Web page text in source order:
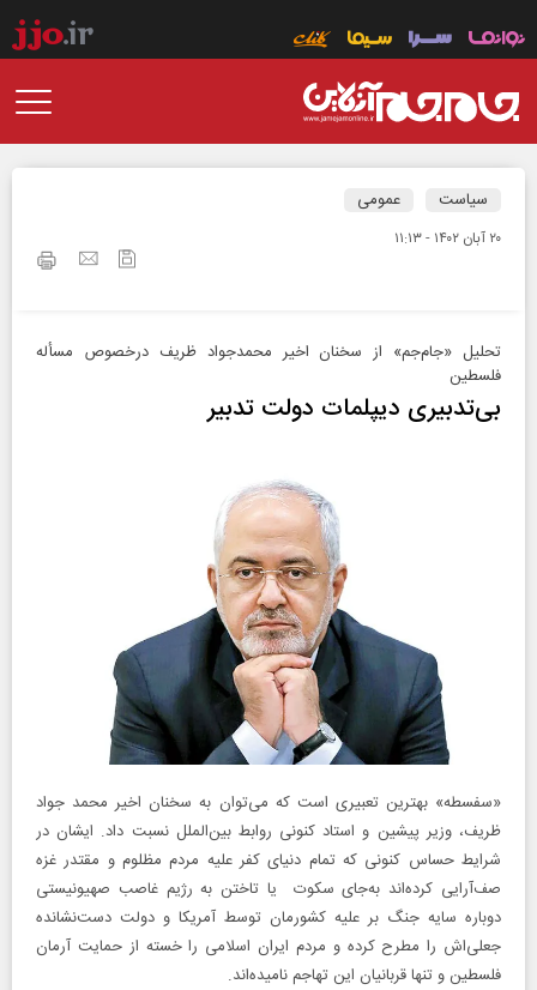
سیاست عمومی
۲۰ آبان ۱۴۰۲ - ۱۱:۱۳
تحلیل «جام‌جم» از سخنان اخیر محمدجواد ظریف درخصوص مسأله
فلسطین
بی‌تدبیری دیپلمات دولت تدبیر
«سفسطه» بهترین تعبیری است که می‌توان به سخنان اخیر محمد جواد
ظریف، وزیر پیشین و استاد کنونی روابط بین‌الملل نسبت داد. ایشان در
شرایط حساس کنونی که تمام دنیای کفر علیه مردم مظلوم و مقتدر غزه
صف‌آرایی کرده‌اند به‌جای سکوت یا تاختن به رژیم غاصب صهیونیستی
دوباره سایه جنگ بر علیه کشورمان توسط آمریکا و دولت دست‌نشانده
جعلی‌اش را مطرح کرده و مردم ایران اسلامی را خسته از حمایت آرمان
فلسطین و تنها قربانیان این تهاجم نامیده‌اند.